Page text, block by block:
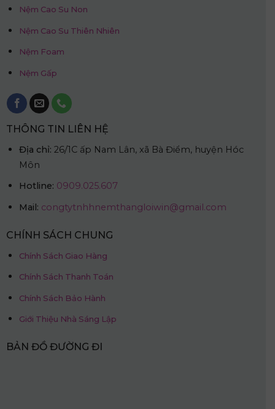
Nệm Cao Su Non
Nệm Cao Su Thiên Nhiên
Nệm Foam
Nệm Gấp
THÔNG TIN LIÊN HỆ
Địa chỉ: 26/1C ấp Nam Lân, xã Bà Điểm, huyện Hóc
Môn
Hotline: 0909.025.607
Mail: congtytnhhnemthangloiwin@gmail.com
CHÍNH SÁCH CHUNG
Chính Sách Giao Hàng
Chính Sách Thanh Toán
Chính Sách Bảo Hành
Giới Thiệu Nhà Sáng Lập
BẢN ĐỒ ĐƯỜNG ĐI